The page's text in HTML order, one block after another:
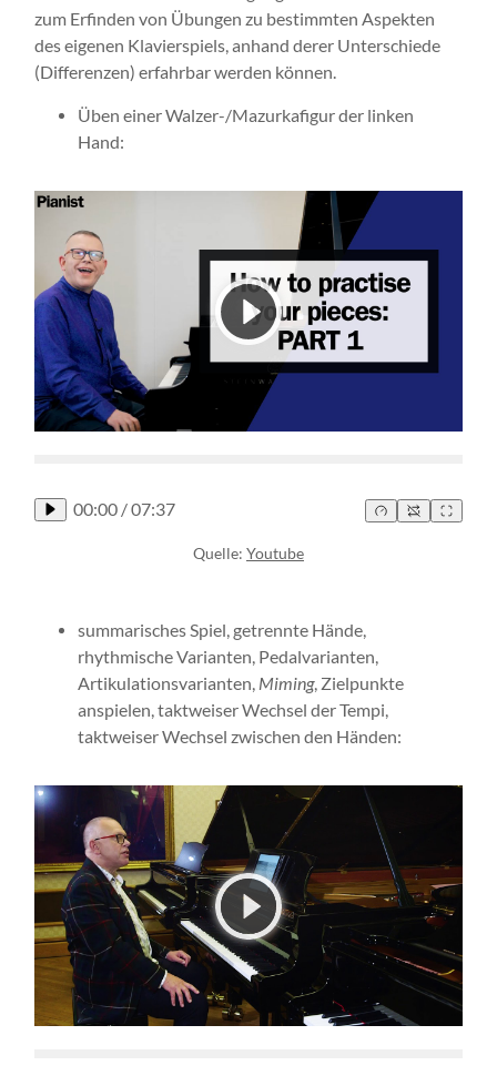
zum Erfinden von Übungen zu bestimmten Aspekten
des eigenen Klavierspiels, anhand derer Unterschiede
(Differenzen) erfahrbar werden können.
Üben einer Walzer-/Mazurkafigur der linken
Hand:
00:00 /07:37
Quelle: Youtube
summarisches Spiel, getrennte Hände,
rhythmische Varianten, Pedalvarianten,
Artikulationsvarianten, Miming, Zielpunkte
anspielen, taktweiser Wechsel der Tempi,
taktweiser Wechsel zwischen den Händen: